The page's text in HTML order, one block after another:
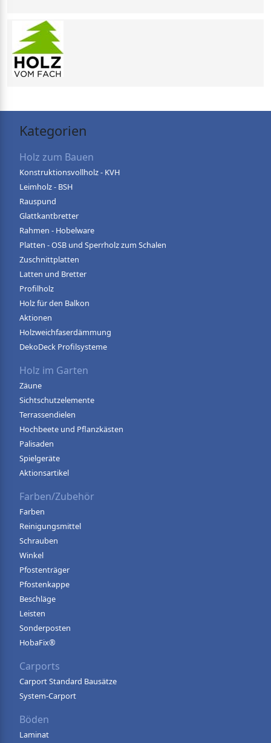
Kategorien
Holz zum Bauen
Konstruktionsvollholz - KVH
Leimholz - BSH
Rauspund
Glattkantbretter
Rahmen - Hobelware
Platten - OSB und Sperrholz zum Schalen
Zuschnittplatten
Latten und Bretter
Profilholz
Holz für den Balkon
Aktionen
Holzweichfaserdämmung
DekoDeck Profilsysteme
Holz im Garten
Zäune
Sichtschutzelemente
Terrassendielen
Hochbeete und Pflanzkästen
Palisaden
Spielgeräte
Aktionsartikel
Farben/Zubehör
Farben
Reinigungsmittel
Schrauben
Winkel
Pfostenträger
Pfostenkappe
Beschläge
Leisten
Sonderposten
HobaFix®
Carports
Carport Standard Bausätze
System-Carport
Böden
Laminat